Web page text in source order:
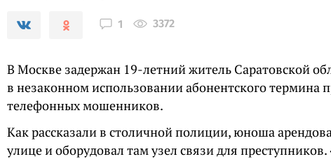
1 3372
В Москве задержан 19-летний житель Саратовской
в незаконном использовании абонентского термина
телефонных мошенников.
Как рассказали в столичной полиции, юноша
улице и оборудовал там узел связи для